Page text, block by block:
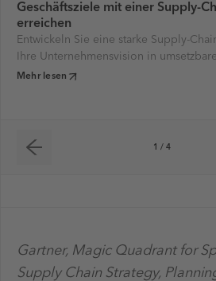
Geschäftsziele mit einer Supply-
erreichen
Entwickeln Sie eine starke Supply-
Ihre Unternehmensvision in
Mehr lesen
1 / 4
Gartner, Magic Quadrant for
Supply Chain Strategy,